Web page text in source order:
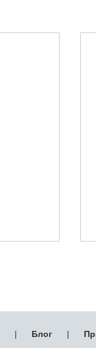
| Блог |